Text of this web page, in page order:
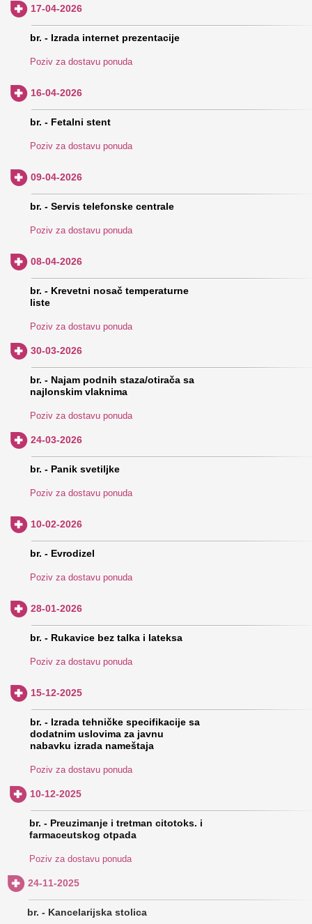
17-04-2026
br. - Izrada internet prezentacije
Poziv za dostavu ponuda
16-04-2026
br. - Fetalni stent
Poziv za dostavu ponuda
09-04-2026
br. - Servis telefonske centrale
Poziv za dostavu ponuda
08-04-2026
br. - Krevetni nosač temperaturne
liste
Poziv za dostavu ponuda
30-03-2026
br. - Najam podnih staza/otirača sa
najlonskim vlaknima
Poziv za dostavu ponuda
24-03-2026
br. - Panik svetiljke
Poziv za dostavu ponuda
10-02-2026
br. - Evrodizel
Poziv za dostavu ponuda
28-01-2026
br. - Rukavice bez talka i lateksa
Poziv za dostavu ponuda
15-12-2025
br. - Izrada tehničke specifikacije sa
dodatnim uslovima za javnu
nabavku izrada nameštaja
Poziv za dostavu ponuda
10-12-2025
br. - Preuzimanje i tretman citotoks. i
farmaceutskog otpada
Poziv za dostavu ponuda
24-11-2025
br. - Kancelarijska stolica